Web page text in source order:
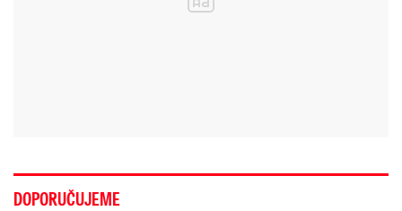
DOPORUČUJEME